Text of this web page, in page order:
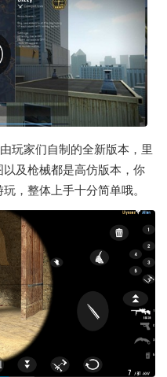
玩家们自制的全新版本，里
及枪械都是高仿版本，你
，整体上手十分简单哦。